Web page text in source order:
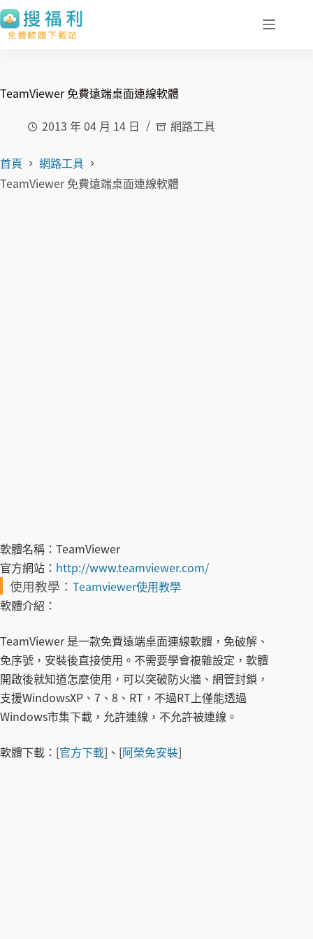
跳
至
容
TeamViewer 免費遠端桌面連線軟體
2013 年 04 月 14 日
網路工具
首頁
網路工具
TeamViewer 免費遠端桌面連線軟體
軟體名稱： TeamViewer
官方網站： http://www.teamviewer.com/
使用教學： Teamviewer使用教學
軟體介紹：
TeamViewer 是一款免費遠端桌面連線軟體，免破解、
免序號，安裝後直接使用。不需要學會複雜設定，軟體
開啟後就知道怎麼使用，可以突破防火牆、網管封鎖，
支援WindowsXP、7、8、RT，不過RT上僅能透過
Windows市集下載，允許連線，不允許被連線。
軟體下載： [官方下載]、[阿榮免安裝]